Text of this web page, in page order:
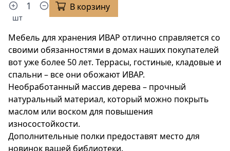
шт
В корзину
Мебель для хранения ИВАР отлично справляется со
своими обязанностями в домах наших покупателей
вот уже более 50 лет. Террасы, гостиные, кладовые и
спальни – все они обожают ИВАР.
Необработанный массив дерева – прочный
натуральный материал, который можно покрыть
маслом или воском для повышения
износостойкости.
Дополнительные полки предоставят место для
новинок вашей библиотеки.